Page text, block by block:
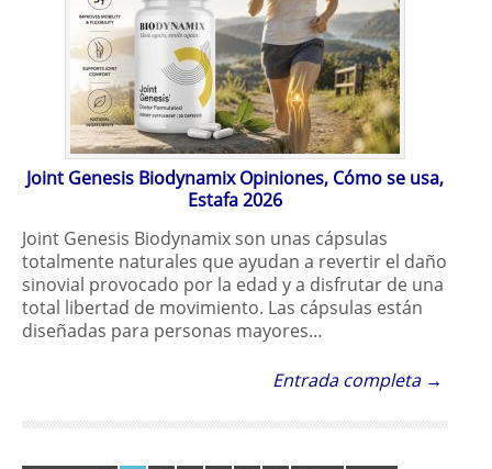
Joint Genesis Biodynamix Opiniones, Cómo se usa,
Estafa 2026
Joint Genesis Biodynamix son unas cápsulas
totalmente naturales que ayudan a revertir el daño
sinovial provocado por la edad y a disfrutar de una
total libertad de movimiento. Las cápsulas están
diseñadas para personas mayores…
Entrada completa →